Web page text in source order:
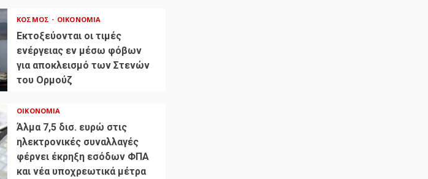
ΚΌΣΜΟΣ ΟΙΚΟΝΟΜΊΑ
Εκτοξεύονται οι τιμές
ενέργειας εν μέσω φόβων
για αποκλεισμό των Στενών
του Ορμούζ
ΟΙΚΟΝΟΜΊΑ
Άλμα 7,5 δισ. ευρώ στις
ηλεκτρονικές συναλλαγές
φέρνει έκρηξη εσόδων ΦΠΑ
και νέα υποχρεωτικά μέτρα